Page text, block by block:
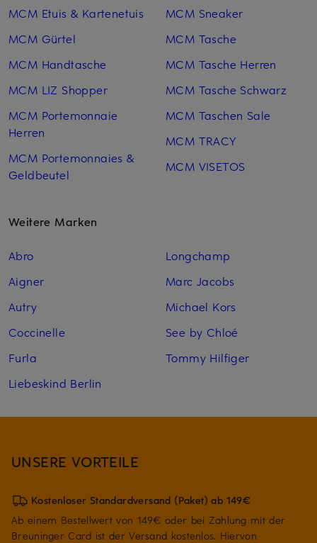
MCM Etuis & Kartenetuis
MCM Gürtel
MCM Handtasche
MCM LIZ Shopper
MCM Portemonnaie
Herren
MCM Portemonnaies &
Geldbeutel
MCM Sneaker
MCM Tasche
MCM Tasche Herren
MCM Tasche Schwarz
MCM Taschen Sale
MCM TRACY
MCM VISETOS
Weitere Marken
Abro
Aigner
Autry
Coccinelle
Furla
Liebeskind Berlin
Longchamp
Marc Jacobs
Michael Kors
See by Chloé
Tommy Hilfiger
UNSERE VORTEILE
Kostenloser Standardversand (Paket) ab 149€
Ab einem Bestellwert von 149€ oder bei Zahlung mit der
Breuninger Card ist der Versand kostenlos. Hiervon